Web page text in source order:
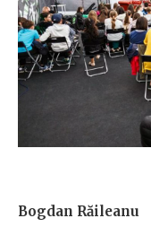
Bogdan Răileanu